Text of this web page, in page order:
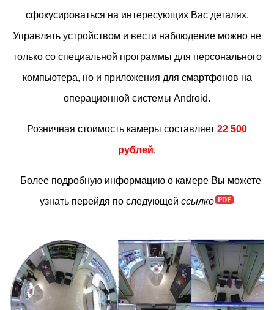
сфокусироваться на интересующих Вас деталях.
Управлять устройством и вести наблюдение можно не
только со специальной программы для персонального
компьютера, но и приложения для смартфонов на
операционной системы Android.
Розничная стоимость камеры составляет 22 500
рублей.
Более подробную информацию о камере Вы можете
узнать перейдя по следующей ссылке